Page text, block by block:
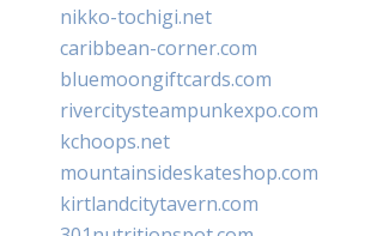
nikko-tochigi.net
caribbean-corner.com
bluemoongiftcards.com
rivercitysteampunkexpo.com
kchoops.net
mountainsideskateshop.com
kirtlandcitytavern.com